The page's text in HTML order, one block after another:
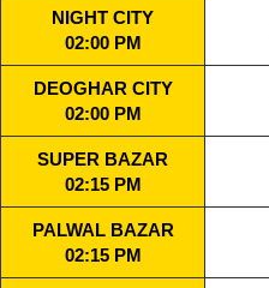
NIGHT CITY
02:00 PM
DEOGHAR CITY
02:00 PM
SUPER BAZAR
02:15 PM
PALWAL BAZAR
02:15 PM